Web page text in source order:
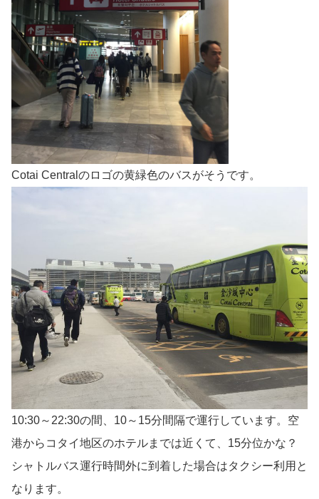
Cotai Centralのロゴの黄緑色のバスがそうです。
10:30～22:30の間、10～15分間隔で運行しています。空
港からコタイ地区のホテルまでは近くて、15分位かな？
シャトルバス運行時間外に到着した場合はタクシー利用と
なります。